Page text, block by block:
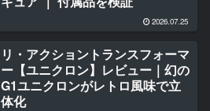
2026.07.25
リ・アクショントランスフォーマ
ー【ユニクロン】レビュー｜幻の
G1ユニクロンがレトロ風味で立
体化